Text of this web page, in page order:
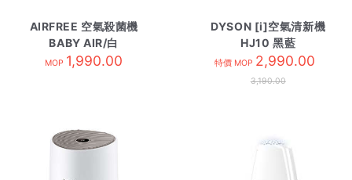
AIRFREE 空氣殺菌機
BABY AIR/白
MOP 1,990.00
DYSON [i]空氣清新機
HJ10 黑藍
特價 MOP 2,990.00
3,190.00